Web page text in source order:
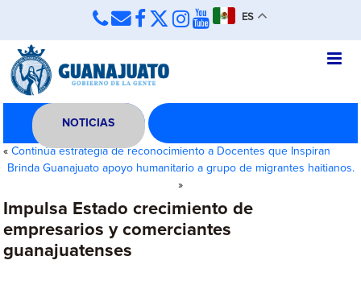
ES
NOTICIAS
«Continúa estrategia de reconocimiento a Docentes que Inspiran
Brinda Guanajuato apoyo humanitario a grupo de migrantes haitianos.
»
Impulsa Estado crecimiento de
empresarios y comerciantes
guanajuatenses